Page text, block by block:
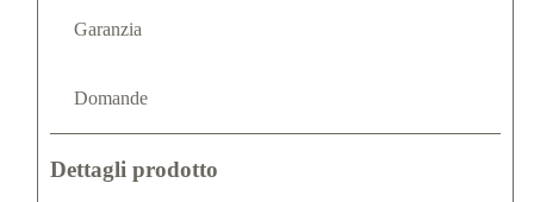
Garanzia
Domande
Dettagli prodotto